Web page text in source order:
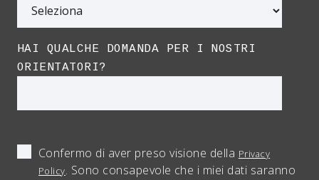
HAI QUALCHE DOMANDA PER I NOSTRI
ORIENTATORI?
Confermo di aver preso visione della Privacy
Policy. Sono consapevole che i miei dati saranno